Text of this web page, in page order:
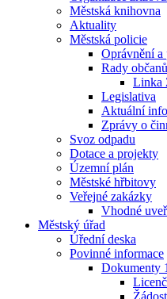
Městská knihovna
Aktuality
Městská policie
Oprávnění a
Rady
Linka
Legislativa
Aktuální
Zprávy o
Svoz odpadu
Dotace a projekty
Územní plán
Městské hřbitovy
Veřejné zakázky
Vhodné
Městský úřad
Úřední deska
Povinné informace
Dokumenty